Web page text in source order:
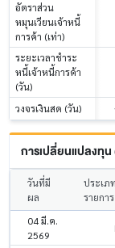
อัตราส่วน
หมุนเวียนเจ้าหนี้
การค้า (เท่า)
ระยะเวลาชำระ
หนี้เจ้าหนี้การค้า
(วัน)
วงจรเงินสด (วัน)
การเปลี่ยนแปลงทุ
วันที่มี
ผล
ประเภท
รายการ
04 มี.ค.
2569